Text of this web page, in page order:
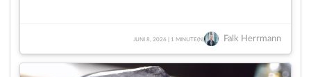
Falk Herrmann
JUNI 8, 2026 | 1 MINUTE(N)